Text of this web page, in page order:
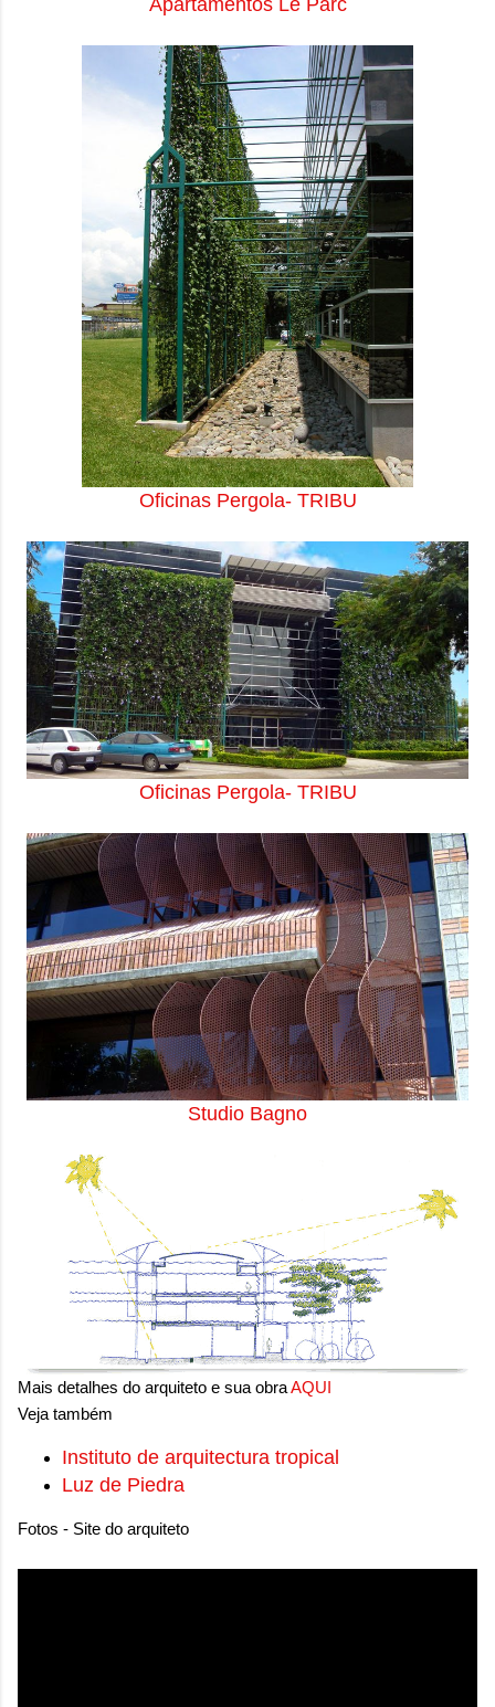
Apartamentos Le Parc
Oficinas Pergola- TRIBU
Oficinas Pergola- TRIBU
Studio Bagno
Mais detalhes do arquiteto e sua obraAQUI
Veja também
Instituto de arquitectura tropical
Luz de Piedra
Fotos - Site do arquiteto